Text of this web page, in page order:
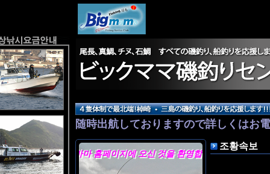
随時出航しておりますので詳しくはお
４隻体制で最北端！棹崎 • 三島の磯
빅마마 홈페이지에 오신 것을 환영합니다.
조황속보